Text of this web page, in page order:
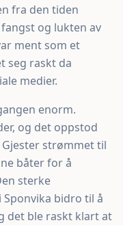
fra den tiden
og lukten av
ment som et
seg raskt da
medier.
enorm.
og det oppstod
strømmet til
båter for å
sterke
bidro til å
det ble raskt klart at